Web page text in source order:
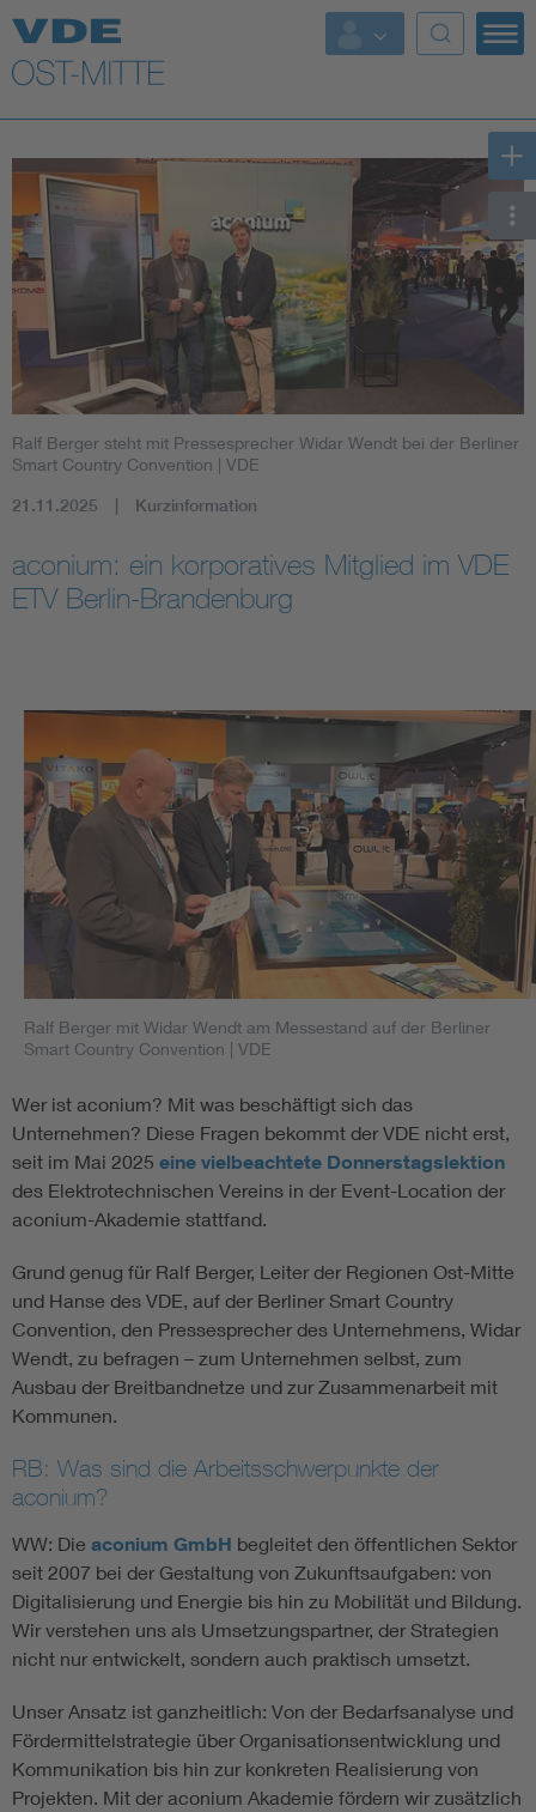
Top Themen
Weitere Themen
Ralf Berger steht mit Pressesprecher Widar Wendt bei der Berliner
Smart Country Convention | VDE
21.11.2025 Kurzinformation
aconium: ein korporatives Mitglied im VDE
ETV Berlin-Brandenburg
Ralf Berger mit Widar Wendt am Messestand auf der Berliner
Smart Country Convention | VDE
Wer ist aconium? Mit was beschäftigt sich das
Unternehmen? Diese Fragen bekommt der VDE nicht erst,
seit im Mai 2025 eine vielbeachtete Donnerstagslektion
des Elektrotechnischen Vereins in der Event-Location der
aconium-Akademie stattfand.
Grund genug für Ralf Berger, Leiter der Regionen Ost-Mitte
und Hanse des VDE, auf der Berliner Smart Country
Convention, den Pressesprecher des Unternehmens, Widar
Wendt, zu befragen – zum Unternehmen selbst, zum
Ausbau der Breitbandnetze und zur Zusammenarbeit mit
Kommunen.
RB: Was sind die Arbeitsschwerpunkte der
aconium?
WW: Die aconium GmbH begleitet den öffentlichen Sektor
seit 2007 bei der Gestaltung von Zukunftsaufgaben: von
Digitalisierung und Energie bis hin zu Mobilität und Bildung.
Wir verstehen uns als Umsetzungspartner, der Strategien
nicht nur entwickelt, sondern auch praktisch umsetzt.
Unser Ansatz ist ganzheitlich: Von der Bedarfsanalyse und
Fördermittelstrategie über Organisationsentwicklung und
Kommunikation bis hin zur konkreten Realisierung von
Projekten. Mit der aconium Akademie fördern wir zusätzlich